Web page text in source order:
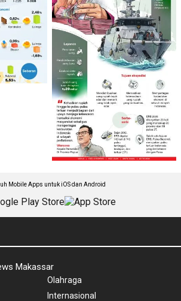
Mobile Apps untuk iOS dan Android
Makassar
Olahraga
Internasional